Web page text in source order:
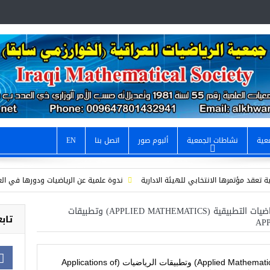
نشاطات الجمعية ألبوم صور اتصل بنا EN
الانتخابي للهيئة الادارية ندوة علمية عن الرياضيات ودورها في العلوم
ما الفرق بين الرياضيات التطبيقية (APPLIED MATHEMATICS) وتطبيقات